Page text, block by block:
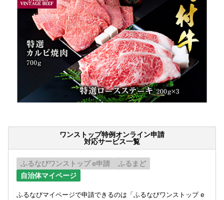
ワンストップ特例オンライン申請
対応サービス一覧
ふるなびワンストップ e申請
ふるまど
自治体マイページ
ふるなびマイページで申請できるのは「ふるなびワンストップ e